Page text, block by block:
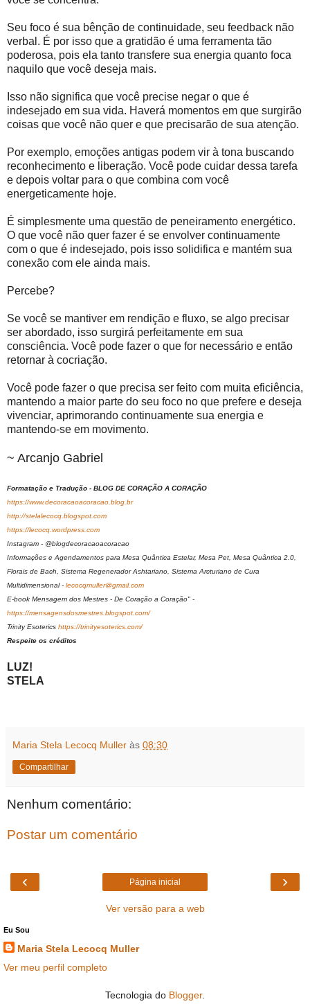
Seu foco é sua bênção de continuidade, seu feedback não
verbal. É por isso que a gratidão é uma ferramenta tão
poderosa, pois ela tanto transfere sua energia quanto foca
naquilo que você deseja mais.
Isso não significa que você precise negar o que é
indesejado em sua vida. Haverá momentos em que surgirão
coisas que você não quer e que precisarão de sua atenção.
Por exemplo, emoções antigas podem vir à tona buscando
reconhecimento e liberação. Você pode cuidar dessa tarefa
e depois voltar para o que combina com você
energeticamente hoje.
É simplesmente uma questão de peneiramento energético.
O que você não quer fazer é se envolver continuamente
com o que é indesejado, pois isso solidifica e mantém sua
conexão com ele ainda mais.
Percebe?
Se você se mantiver em rendição e fluxo, se algo precisar
ser abordado, isso surgirá perfeitamente em sua
consciência. Você pode fazer o que for necessário e então
retornar à cocriação.
Você pode fazer o que precisa ser feito com muita eficiência,
mantendo a maior parte do seu foco no que prefere e deseja
vivenciar, aprimorando continuamente sua energia e
mantendo-se em movimento.
~ Arcanjo Gabriel
Formatação e Tradução - BLOG DE CORAÇÃO A CORAÇÃO
https://www.decoracaoacoracao.blog.br
http://stelalecocq.blogspot.com
https://lecocq.wordpress.com
Instagram - @blogdecoracaoacoracao
Informações e Agendamentos para Mesa Quântica Estelar, Mesa Pet, Mesa Quântica 2.0,
Florais de Bach, Sistema Regenerador Ashtariano, Sistema Arcturiano de Cura
Multidimensional - lecocqmuller@gmail.com
E-book Mensagem dos Mestres - De Coração a Coração" -
https://mensagensdosmestres.blogspot.com/
Trinity Esoterics https://trinityesoterics.com/
Respeite os créditos
LUZ!
STELA
Maria Stela Lecocq Muller às 08:30
Compartilhar
Nenhum comentário:
Postar um comentário
‹ ›
Página inicial
Ver versão para a web
Eu Sou
Maria Stela Lecocq Muller
Ver meu perfil completo
Tecnologia do Blogger.